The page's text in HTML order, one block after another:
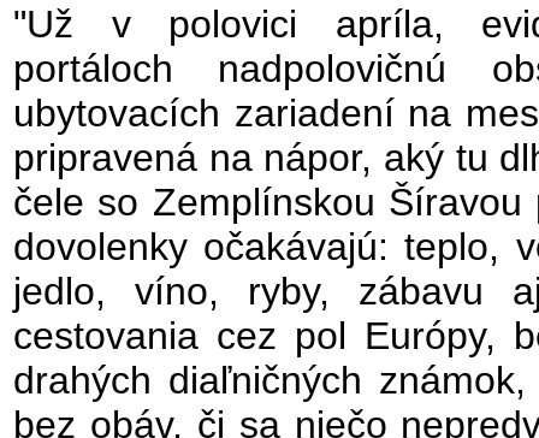
"Už v polovici apríla,
portáloch nadpolovičnú
ubytovacích zariadení na
pripravená na nápor, aký tu
čele so Zemplínskou
dovolenky očakávajú: teplo,
jedlo, víno, ryby, zábavu
cestovania cez pol Európy,
drahých diaľničných
bez obáv, či sa niečo